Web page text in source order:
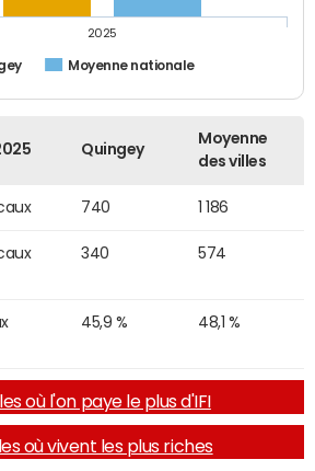
Moyenne nationale
2025
Quingey
Moyenne
des villes
740 1 186
340 574
45,9 % 48,1 %
où l'on paye le plus d'IFI
où vivent les plus riches